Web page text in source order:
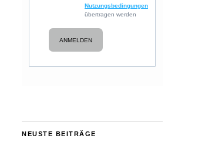
Nutzungsbedingungen
übertragen werden
ANMELDEN
NEUSTE BEITRÄGE